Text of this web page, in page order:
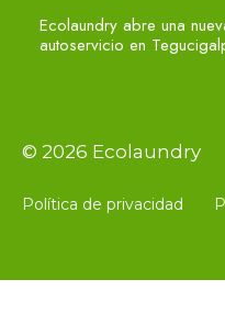
Ecolaundry abre una
autoservicio en
© 2026 Ecolaundry
Política de privacidad